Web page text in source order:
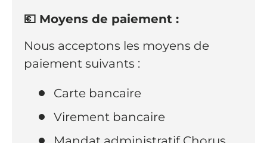
💶 Moyens de paiement :
Nous acceptons les moyens de
paiement suivants :
Carte bancaire
Virement bancaire